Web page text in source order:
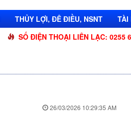
THỦY LỢI, ĐÊ ĐIỀU, NSNT TÀI
ĐIỆN THOẠI LIÊN LẠC: 0255 6255
26/03/2026 10:29:35 AM